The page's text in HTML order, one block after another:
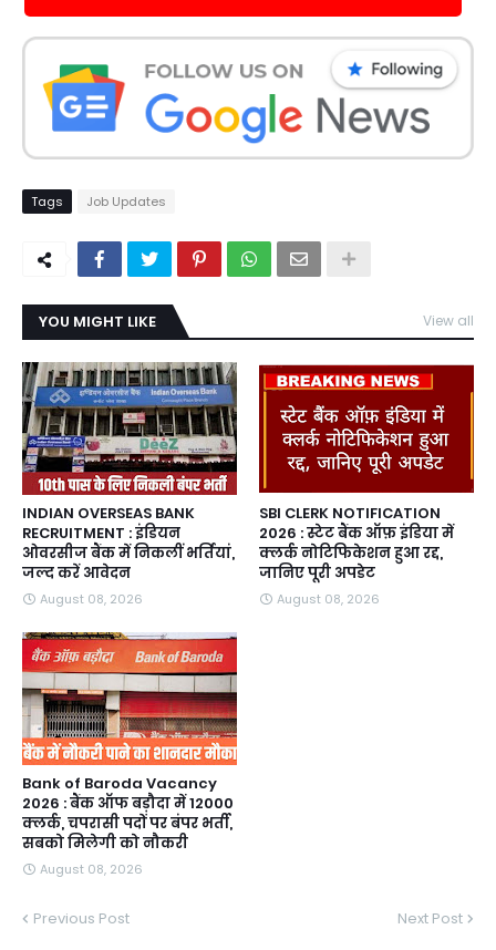
Tags Job Updates
YOU MIGHT LIKE View all
INDIAN OVERSEAS BANK
RECRUITMENT : इंडियन
ओवरसीज बैंक में निकलीं भर्तियां,
जल्द करें आवेदन
August 08, 2026
SBI CLERK NOTIFICATION
2026 : स्टेट बैंक ऑफ़ इंडिया में
क्लर्क नोटिफिकेशन हुआ रद्द,
जानिए पूरी अपडेट
August 08, 2026
Bank of Baroda Vacancy
2026 : बैंक ऑफ बड़ौदा में 12000
क्लर्क, चपरासी पदों पर बंपर भर्ती,
सबको मिलेगी को नौकरी
August 08, 2026
Previous Post Next Post